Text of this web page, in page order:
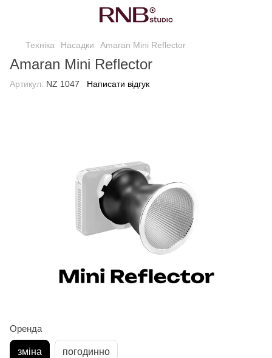
Техніка Насадки Amaran Mini Reflector
Amaran Mini Reflector
Артикул: NZ 1047 Написати відгук
Оренда
зміна погодинно